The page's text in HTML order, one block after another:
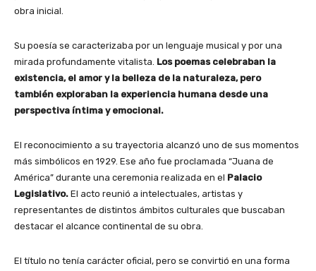
obra inicial.
Su poesía se caracterizaba por un lenguaje musical y por una
mirada profundamente vitalista. Los poemas celebraban la
existencia, el amor y la belleza de la naturaleza, pero
también exploraban la experiencia humana desde una
perspectiva íntima y emocional.
El reconocimiento a su trayectoria alcanzó uno de sus momentos
más simbólicos en 1929. Ese año fue proclamada “Juana de
América” durante una ceremonia realizada en el Palacio
Legislativo. El acto reunió a intelectuales, artistas y
representantes de distintos ámbitos culturales que buscaban
destacar el alcance continental de su obra.
El título no tenía carácter oficial, pero se convirtió en una forma